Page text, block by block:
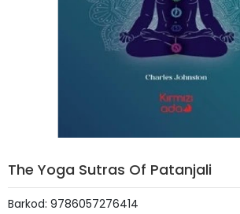
The Yoga Sutras Of Patanjali
Barkod: 9786057276414